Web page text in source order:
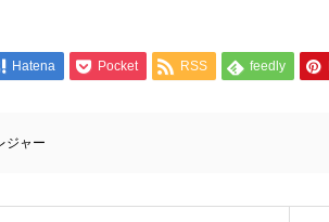
Hatena Pocket RSS feedly
ジャー